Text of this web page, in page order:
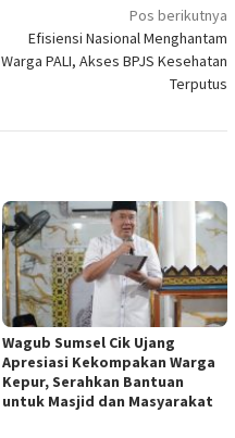
Pos berikutnya
Efisiensi Nasional Menghantam
Warga PALI, Akses BPJS Kesehatan
Terputus
Wagub Sumsel Cik Ujang
Apresiasi Kekompakan Warga
Kepur, Serahkan Bantuan
untuk Masjid dan Masyarakat